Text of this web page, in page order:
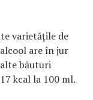
varietăţile de
are în jur
băuturi
kcal la 100 ml.